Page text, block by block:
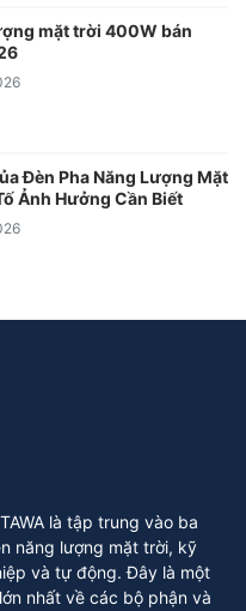
mặt trời 400W bán
Đèn Pha Năng Lượng Mặt
Ảnh Hưởng Cần Biết
là tập trung vào ba
năng lượng mặt trời, kỹ
và tự động. Đây là một
nhất về các bộ phận và